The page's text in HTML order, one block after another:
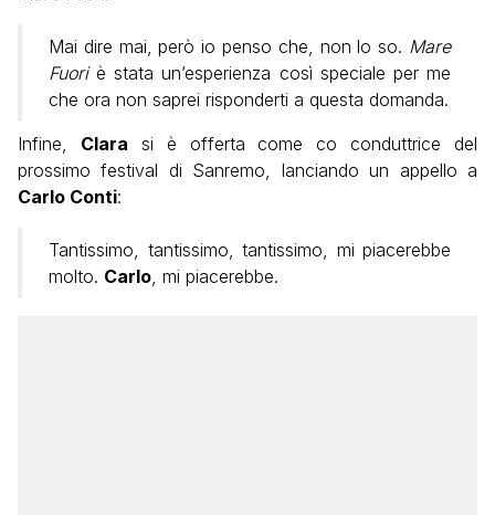
Mai dire mai, però io penso che, non lo so. Mare
Fuoriè stata un’esperienza così speciale per me
che ora non saprei risponderti a questa domanda.
Infine, Clara si è offerta come co conduttrice del
prossimo festival di Sanremo, lanciando un appello a
Carlo Conti:
Tantissimo, tantissimo, tantissimo, mi piacerebbe
molto. Carlo , mi piacerebbe.